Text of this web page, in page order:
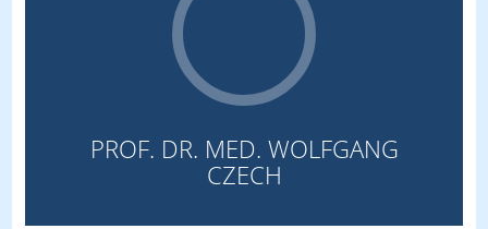
PROF. DR. MED. WOLFGANG
CZECH